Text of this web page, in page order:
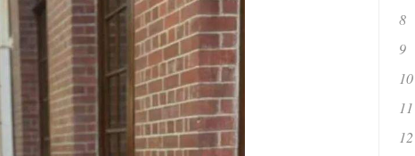
8
9
10
11
12